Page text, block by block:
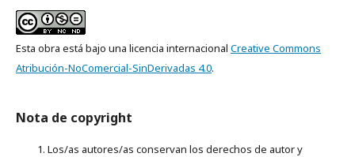
Esta obra está bajo una licencia internacional Creative Commons
Atribución-NoComercial-SinDerivadas 4.0.
Nota de copyright
Los/as autores/as conservan los derechos de autor y